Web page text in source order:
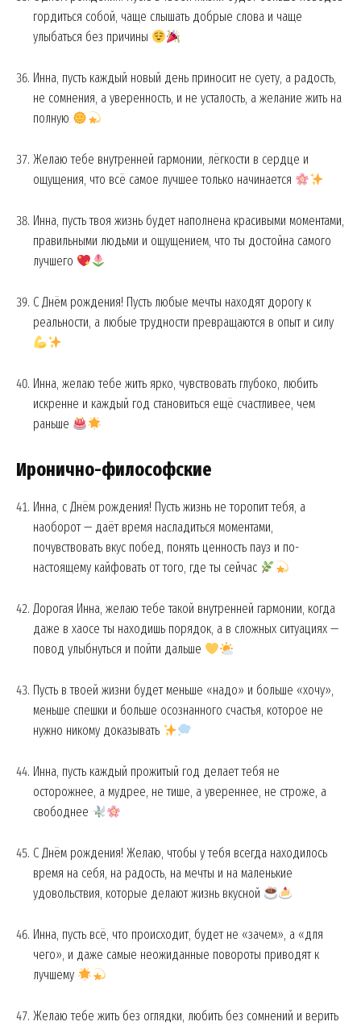
SUBSCRIBE NOW
Company
About
Contact us
My account
гордиться собой, чаще слышать добрые слова и чаще
улыбаться без причины
Инна, пусть каждый новый день приносит не суету, а радость,
не сомнения, а уверенность, и не усталость, а желание жить на
полную
Желаю тебе внутренней гармонии, лёгкости в сердце и
ощущения, что всё самое лучшее только начинается
Инна, пусть твоя жизнь будет наполнена красивыми моментами,
правильными людьми и ощущением, что ты достойна самого
лучшего
С Днём рождения! Пусть любые мечты находят дорогу к
реальности, а любые трудности превращаются в опыт и силу
Инна, желаю тебе жить ярко, чувствовать глубоко, любить
искренне и каждый год становиться ещё счастливее, чем
раньше
Иронично-философские
Инна, с Днём рождения! Пусть жизнь не торопит тебя, а
наоборот — даёт время насладиться моментами,
почувствовать вкус побед, понять ценность пауз и по-
настоящему кайфовать от того, где ты сейчас
Дорогая Инна, желаю тебе такой внутренней гармонии, когда
даже в хаосе ты находишь порядок, а в сложных ситуациях —
повод улыбнуться и пойти дальше
Пусть в твоей жизни будет меньше «надо» и больше «хочу»,
меньше спешки и больше осознанного счастья, которое не
нужно никому доказывать
Инна, пусть каждый прожитый год делает тебя не
осторожнее, а мудрее, не тише, а увереннее, не строже, а
свободнее
С Днём рождения! Желаю, чтобы у тебя всегда находилось
время на себя, на радость, на мечты и на маленькие
удовольствия, которые делают жизнь вкусной
Инна, пусть всё, что происходит, будет не «зачем», а «для
чего», и даже самые неожиданные повороты приводят к
лучшему
Желаю тебе жить без оглядки, любить без сомнений и верить